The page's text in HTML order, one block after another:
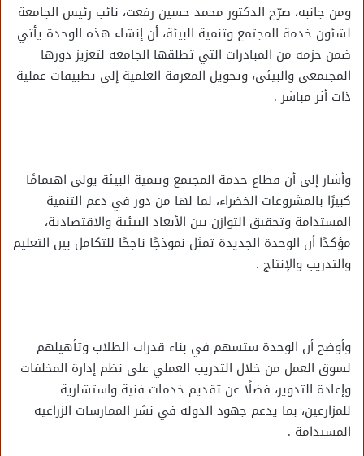
ومن جانبه، صرّح الدكتور محمد حسين رفعت، نائب رئيس الجامعة
لشئون خدمة المجتمع وتنمية البيئة، أن إنشاء هذه الوحدة يأتي
ضمن حزمة من المبادرات التي تطلقها الجامعة لتعزيز دورها
المجتمعي والبيئي، وتحويل المعرفة العلمية إلى تطبيقات عملية
ذات أثر مباشر .
وأشار إلى أن قطاع خدمة المجتمع وتنمية البيئة يولي اهتمامًا
كبيرًا بالمشروعات الخضراء، لما لها من دور في دعم التنمية
المستدامة وتحقيق التوازن بين الأبعاد البيئية والاقتصادية،
مؤكدًا أن الوحدة الجديدة تمثل نموذجًا ناجحًا للتكامل بين التعليم
والتدريب والإنتاج .
وأوضح أن الوحدة ستسهم في بناء قدرات الطلاب وتأهيلهم
لسوق العمل من خلال التدريب العملي على نظم إدارة المخلفات
وإعادة التدوير، فضلًا عن تقديم خدمات فنية واستشارية
للمزارعين، بما يدعم جهود الدولة في نشر الممارسات الزراعية
المستدامة .